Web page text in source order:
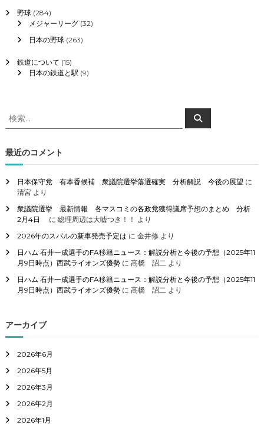
野球(284)
メジャーリーグ(32)
日本の野球(263)
鉄道について (15)
日本の鉄道と駅 (9)
検
索
象
:
検
索
最近のコメント
日本保守党 有本香候補 衆議院選挙落選確実 分析解説 今後の展望 に
清宮より
衆議院選挙 最新情報 各マスコミの各政党獲得議席予想のまとめ 分析
2月4日
に 総理周辺は大嘘つき！！ より
2026年のスバルの新車発売予定は に 金井修より
日ハム 石井一成選手のFA移籍ニュース：解説分析と今後の予想（2025年11
月9日時点）西武ライオンズ優勢に 高橋 詔二より
日ハム 石井一成選手のFA移籍ニュース：解説分析と今後の予想（2025年11
月9日時点）西武ライオンズ優勢に 高橋 詔二より
アーカイブ
2026年6月
2026年5月
2026年3月
2026年2月
2026年1月